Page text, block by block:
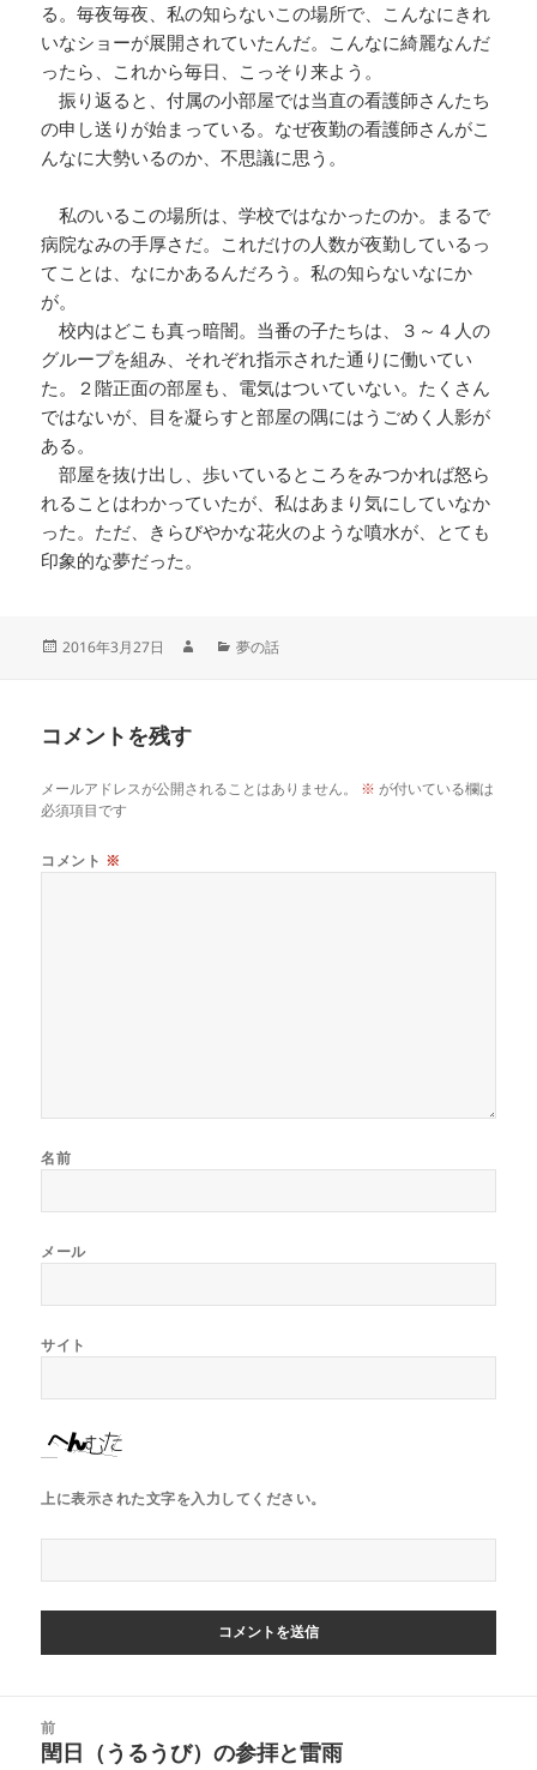
る。毎夜毎夜、私の知らないこの場所で、こんなにきれ
いなショーが展開されていたんだ。こんなに綺麗なんだ
ったら、これから毎日、こっそり来よう。
振り返ると、付属の小部屋では当直の看護師さんたち
の申し送りが始まっている。なぜ夜勤の看護師さんがこ
んなに大勢いるのか、不思議に思う。
私のいるこの場所は、学校ではなかったのか。まるで
病院なみの手厚さだ。これだけの人数が夜勤しているっ
てことは、なにかあるんだろう。私の知らないなにか
が。
校内はどこも真っ暗闇。当番の子たちは、３～４人の
グループを組み、それぞれ指示された通りに働いてい
た。２階正面の部屋も、電気はついていない。たくさん
ではないが、目を凝らすと部屋の隅にはうごめく人影が
ある。
部屋を抜け出し、歩いているところをみつかれば怒ら
れることはわかっていたが、私はあまり気にしていなか
った。ただ、きらびやかな花火のような噴水が、とても
印象的な夢だった。
2016年3月27日 夢の話
コメントを残す
メールアドレスが公開されることはありません。 ※ が付いている欄は
必須項目です
コメント ※
名前
メール
サイト
上に表示された文字を入力してください。
前
閏日（うるうび）の参拝と雷雨